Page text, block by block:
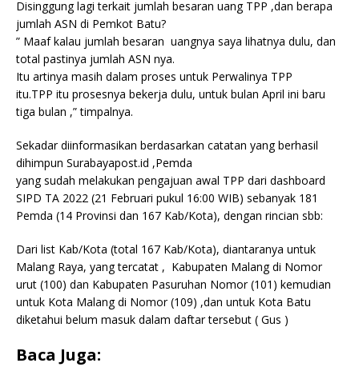
Disinggung lagi terkait jumlah besaran uang TPP ,dan berapa
jumlah ASN di Pemkot Batu?
” Maaf kalau jumlah besaran uangnya saya lihatnya dulu, dan
total pastinya jumlah ASN nya.
Itu artinya masih dalam proses untuk Perwalinya TPP
itu.TPP itu prosesnya bekerja dulu, untuk bulan April ini baru
tiga bulan ,” timpalnya.
Sekadar diinformasikan berdasarkan catatan yang berhasil
dihimpun Surabayapost.id ,Pemda
yang sudah melakukan pengajuan awal TPP dari dashboard
SIPD TA 2022 (21 Februari pukul 16:00 WIB) sebanyak 181
Pemda (14 Provinsi dan 167 Kab/Kota), dengan rincian sbb:
Dari list Kab/Kota (total 167 Kab/Kota), diantaranya untuk
Malang Raya, yang tercatat , Kabupaten Malang di Nomor
urut (100) dan Kabupaten Pasuruhan Nomor (101) kemudian
untuk Kota Malang di Nomor (109) ,dan untuk Kota Batu
diketahui belum masuk dalam daftar tersebut ( Gus )
Baca Juga: